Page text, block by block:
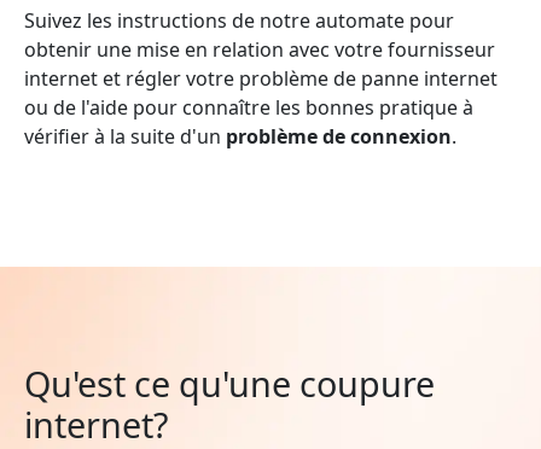
Suivez les instructions de notre automate pour
obtenir une mise en relation avec votre fournisseur
internet et régler votre problème de panne internet
ou de l'aide pour connaître les bonnes pratique à
vérifier à la suite d'un problème de connexion.
Qu'est ce qu'une coupure
internet?